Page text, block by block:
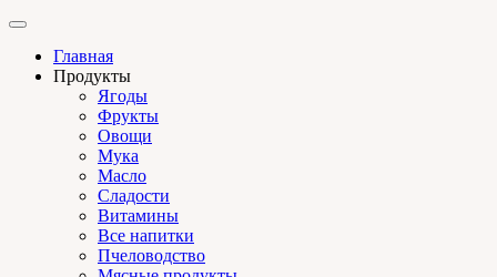
Главная
Продукты
Ягоды
Фрукты
Овощи
Мука
Масло
Сладости
Витамины
Все напитки
Пчеловодство